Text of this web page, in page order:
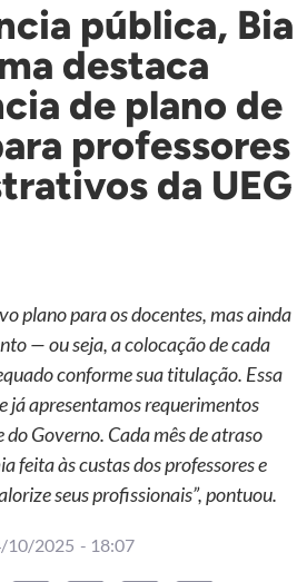
pública, Bia
destaca
de plano de
professores
da UEG
plano para os docentes, mas ainda
— ou seja, a colocação de cada
conforme sua titulação. Essa
já apresentamos requerimentos
Governo. Cada mês de atraso
feita às custas dos professores e
seus profissionais”, pontuou.
10/2025 - 18:07